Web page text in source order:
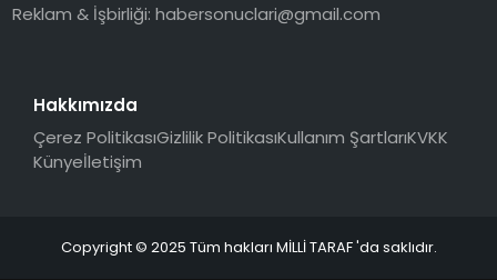
Reklam & İşbirliği:habersonuclari@gmail.com
Hakkımızda
Çerez PolitikasıGizlilik PolitikasıKullanım ŞartlarıKVKK
Künyeİletişim
Copyright © 2025 Tüm hakları MİLLİ TARAF 'da saklıdır.